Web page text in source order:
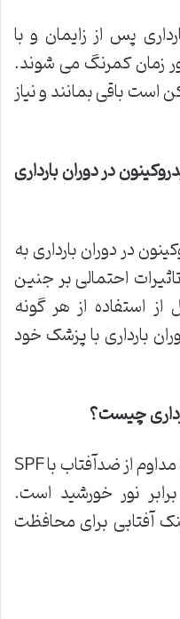
پس از زایمان و با
زمان کمرنگ می شوند.
است باقی بمانند و نیاز
در دوران بارداری
در دوران بارداری به
احتمالی بر جنین
استفاده از هر گونه
بارداری با پزشک خود
چیست؟
بهترین روش پیشگیری استفاده مداوم از ضدآفتاب با SPF
نور خورشید است.
آفتابی برای محافظت